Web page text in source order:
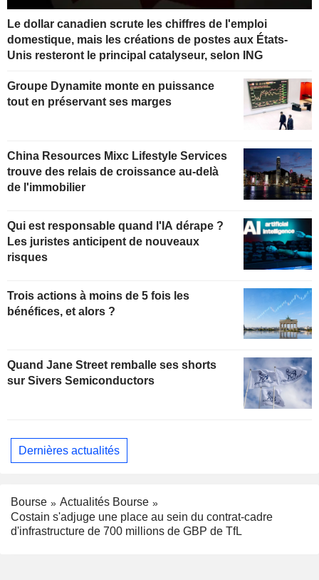
Le dollar canadien scrute les chiffres de l'emploi
domestique, mais les créations de postes aux États-
Unis resteront le principal catalyseur, selon ING
Groupe Dynamite monte en puissance
tout en préservant ses marges
China Resources Mixc Lifestyle Services
trouve des relais de croissance au-delà
de l'immobilier
Qui est responsable quand l'IA dérape ?
Les juristes anticipent de nouveaux
risques
Trois actions à moins de 5 fois les
bénéfices, et alors ?
Quand Jane Street remballe ses shorts
sur Sivers Semiconductors
Dernières actualités
Bourse
Actualités Bourse
Costain s'adjuge une place au sein du contrat-cadre
d'infrastructure de 700 millions de GBP de TfL